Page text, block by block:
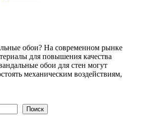
обои? На современном рынке
для повышения качества
обои для стен могут
механическим воздействиям,
Поиск